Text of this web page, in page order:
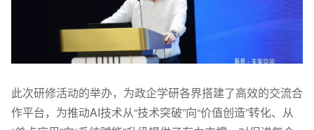
此次研修活动的举办，为政企学研各界搭建了高效的交流合
作平台，为推动AI技术从“技术突破”向“价值创造”转化、从